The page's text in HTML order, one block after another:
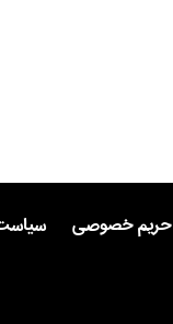
حریم خصوصی